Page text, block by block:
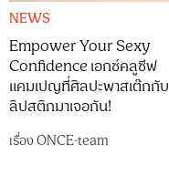
NEWS
Empower Your Sexy
Confidence เอกซ์คลูซีฟ
แคมเปญที่ศิลปะพาสเต๊กกับ
ลิปสติกมาเจอกัน!
เรื่องONCE-team